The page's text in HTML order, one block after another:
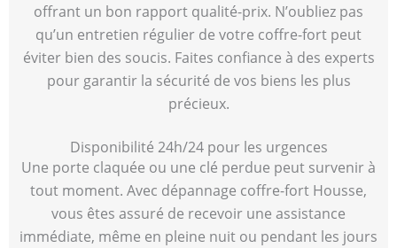
offrant un bon rapport qualité-prix. N’oubliez pas
qu’un entretien régulier de votre coffre-fort peut
éviter bien des soucis. Faites confiance à des experts
pour garantir la sécurité de vos biens les plus
précieux.
Disponibilité 24h/24 pour les urgences
Une porte claquée ou une clé perdue peut survenir à
tout moment. Avec dépannage coffre-fort Housse,
vous êtes assuré de recevoir une assistance
immédiate, même en pleine nuit ou pendant les jours